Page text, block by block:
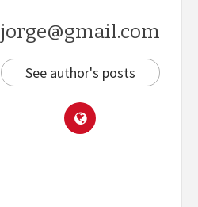
jorge@gmail.com
See author's posts